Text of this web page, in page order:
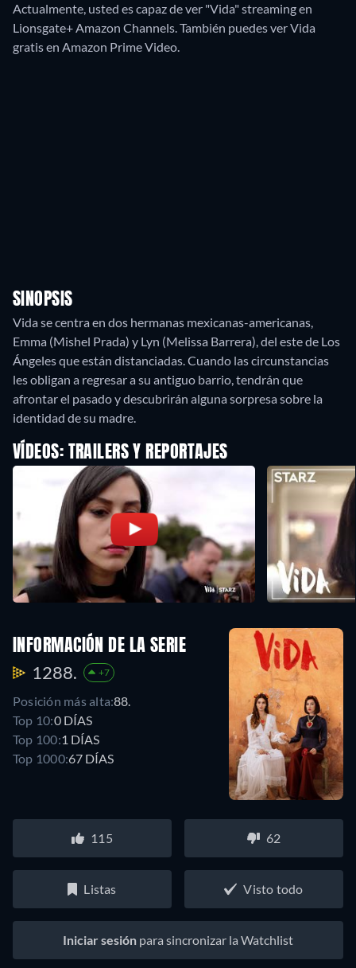
Actualmente, usted es capaz de ver "Vida" streaming en
Lionsgate+ Amazon Channels.También puedes ver Vida
gratis en Amazon Prime Video.
SINOPSIS
Vida se centra en dos hermanas mexicanas-americanas,
Emma (Mishel Prada) y Lyn (Melissa Barrera), del este de Los
Ángeles que están distanciadas. Cuando las circunstancias
les obligan a regresar a su antiguo barrio, tendrán que
afrontar el pasado y descubrirán alguna sorpresa sobre la
identidad de su madre.
VÍDEOS: TRAILERS Y REPORTAJES
INFORMACIÓN DE LA SERIE
1288. +7
Posición más alta:88.
Top 10:0 DÍAS
Top 100:1 DÍAS
Top 1000:67 DÍAS
115 62
Listas Visto todo
Iniciar sesión para sincronizar la Watchlist